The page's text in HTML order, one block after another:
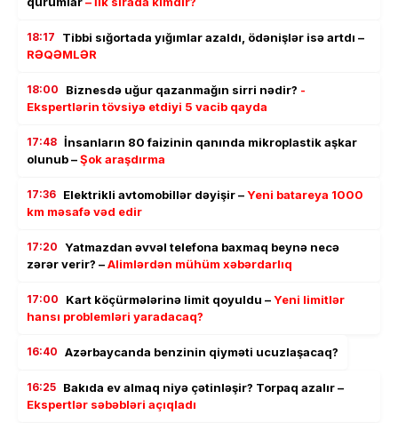
18:17
Tibbi sığortada yığımlar azaldı, ödənişlər isə artdı –
RƏQƏMLƏR
18:00 Biznesdə uğur qazanmağın sirri nədir? -
Ekspertlərin tövsiyə etdiyi 5 vacib qayda
17:48 İnsanların 80 faizinin qanında mikroplastik aşkar
olunub –Şok araşdırma
17:36 Elektrikli avtomobillər dəyişir –Yeni batareya 1000
km məsafə vəd edir
17:20 Yatmazdan əvvəl telefona baxmaq beynə necə
zərər verir? –Alimlərdən mühüm xəbərdarlıq
17:00 Kart köçürmələrinə limit qoyuldu –Yeni limitlər
hansı problemləri yaradacaq?
16:40 Azərbaycanda benzinin qiyməti ucuzlaşacaq?
16:25 Bakıda ev almaq niyə çətinləşir? Torpaq azalır –
Ekspertlər səbəbləri açıqladı